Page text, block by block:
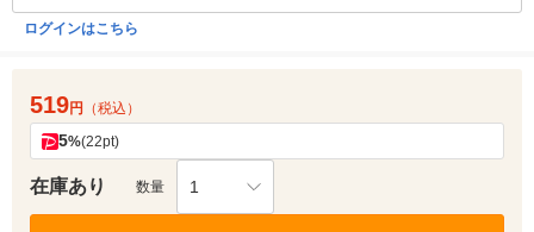
ログインはこちら
519円 （税込）
5%(22pt)
在庫あり 数量 1